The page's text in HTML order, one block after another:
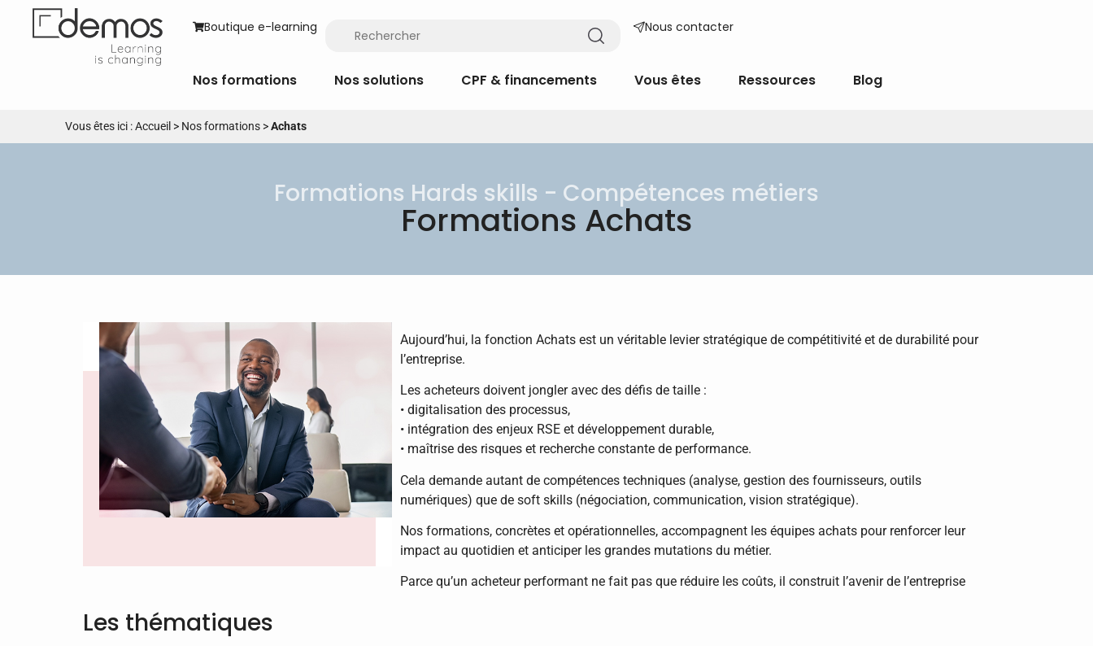
Boutique e-learning Nous contacter
Nos formations Nos solutions CPF & financements Vous êtes Ressources Blog
Vous êtes ici :Accueil > Nos formations >Achats
Formations Hards skills - Compétences métiers
Formations Achats
Aujourd’hui, la fonction Achats est un véritable levier stratégique de compétitivité et de durabilité pour
l’entreprise.
Les acheteurs doivent jongler avec des défis de taille :
• digitalisation des processus,
• intégration des enjeux RSE et développement durable,
• maîtrise des risques et recherche constante de performance.
Cela demande autant de compétences techniques (analyse, gestion des fournisseurs, outils
numériques) que de soft skills (négociation, communication, vision stratégique).
Nos formations, concrètes et opérationnelles, accompagnent les équipes achats pour renforcer leur
impact au quotidien et anticiper les grandes mutations du métier.
Parce qu’un acheteur performant ne fait pas que réduire les coûts, il construit l’avenir de l’entreprise
Les thématiques